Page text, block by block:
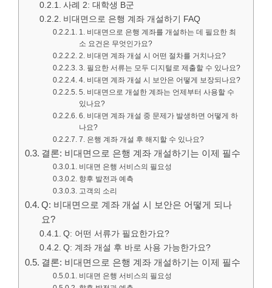
사례 2: 대학생 B군
비대면으로 은행 계좌 개설하기 FAQ
1. 비대면으로 은행 계좌를 개설하는 데 필요한 최
소 요건은 무엇인가요?
2. 비대면 계좌 개설 시 어떤 절차를 거치나요?
3. 필요한 서류는 모두 디지털로 제출할 수 있나요?
4. 비대면 계좌 개설 시 보안은 어떻게 보장되나요?
5. 비대면으로 개설한 계좌는 언제부터 사용할 수
있나요?
6. 비대면 계좌 개설 중 문제가 발생하면 어떻게 하
나요?
7. 은행 계좌 개설 후 해지할 수 있나요?
결론: 비대면으로 은행 계좌 개설하기는 이제 필수
비대면 은행 서비스의 필요성
향후 발전과 예측
고객의 소리
Q: 비대면으로 계좌 개설 시 보안은 어떻게 되나
요?
Q: 어떤 서류가 필요한가요?
Q: 계좌 개설 후 바로 사용 가능한가요?
결론: 비대면으로 은행 계좌 개설하기는 이제 필수
비대면 은행 서비스의 필요성